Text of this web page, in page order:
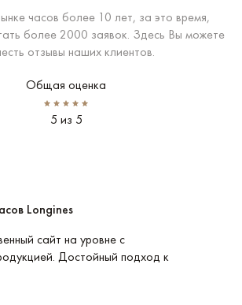
часов более 10 лет, за это время,
более 2000 заявок. Здесь Вы можете
отзывы наших клиентов.
Общая оценка
5 из 5
Longines
сайт на уровне с
Достойный подход к